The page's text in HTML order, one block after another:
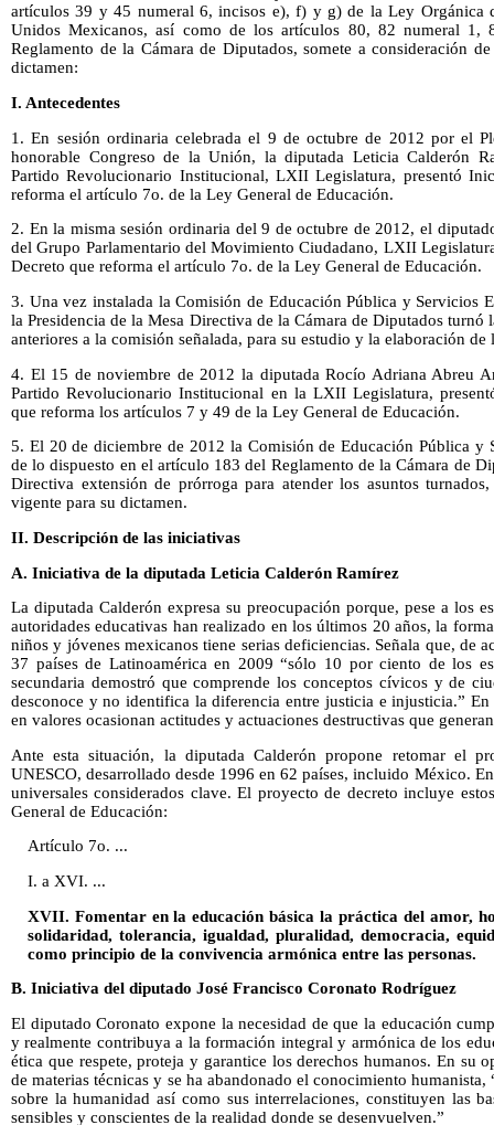
artículos 39 y 45 numeral 6, incisos e), f) y g) de la Ley Orgánica
Unidos Mexicanos, así como de los artículos 80, 82 numeral
Reglamento de la Cámara de Diputados, somete a consideración
dictamen:
I. Antecedentes
1. En sesión ordinaria celebrada el 9 de octubre de 2012 por el
honorable Congreso de la Unión, la diputada Leticia Calderón
Partido Revolucionario Institucional, LXII Legislatura, presentó
reforma el artículo 7o. de la Ley General de Educación.
2. En la misma sesión ordinaria del 9 de octubre de 2012, el
del Grupo Parlamentario del Movimiento Ciudadano, LXII
Decreto que reforma el artículo 7o. de la Ley General de Educación.
3. Una vez instalada la Comisión de Educación Pública y Servicios
la Presidencia de la Mesa Directiva de la Cámara de Diputados turnó
anteriores a la comisión señalada, para su estudio y la elaboración de
4. El 15 de noviembre de 2012 la diputada Rocío Adriana Abreu
Partido Revolucionario Institucional en la LXII Legislatura,
que reforma los artículos 7 y 49 de la Ley General de Educación.
5. El 20 de diciembre de 2012 la Comisión de Educación Pública y
de lo dispuesto en el artículo 183 del Reglamento de la Cámara de
Directiva extensión de prórroga para atender los asuntos
vigente para su dictamen.
II. Descripción de las iniciativas
A. Iniciativa de la diputada Leticia Calderón Ramírez
La diputada Calderón expresa su preocupación porque, pese a los
autoridades educativas han realizado en los últimos 20 años, la
niños y jóvenes mexicanos tiene serias deficiencias. Señala que, de
37 países de Latinoamérica en 2009 “sólo 10 por ciento de los
secundaria demostró que comprende los conceptos cívicos y de
desconoce y no identifica la diferencia entre justicia e injusticia.”
en valores ocasionan actitudes y actuaciones destructivas que
Ante esta situación, la diputada Calderón propone retomar el
UNESCO, desarrollado desde 1996 en 62 países, incluido México.
universales considerados clave. El proyecto de decreto incluye
General de Educación:
Artículo 7o. ...
I. a XVI. ...
XVII. Fomentar en la educación básica la práctica del amor,
solidaridad, tolerancia, igualdad, pluralidad, democracia,
como principio de la convivencia armónica entre las personas.
B. Iniciativa del diputado José Francisco Coronato Rodríguez
El diputado Coronato expone la necesidad de que la educación
y realmente contribuya a la formación integral y armónica de los
ética que respete, proteja y garantice los derechos humanos. En su
de materias técnicas y se ha abandonado el conocimiento
sobre la humanidad así como sus interrelaciones, constituyen las
sensibles y conscientes de la realidad donde se desenvuelven.”